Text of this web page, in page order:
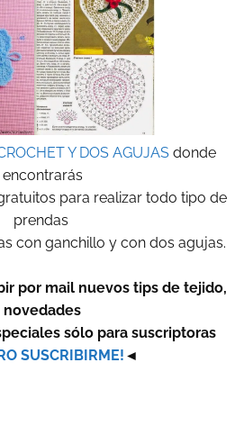
Y DOS AGUJAS donde
encontrarás
para realizar todo tipo de
prendas
con ganchillo y con dos agujas.
por mail nuevos tips de tejido,
novedades
sólo para suscriptoras
SUSCRIBIRME! ◄